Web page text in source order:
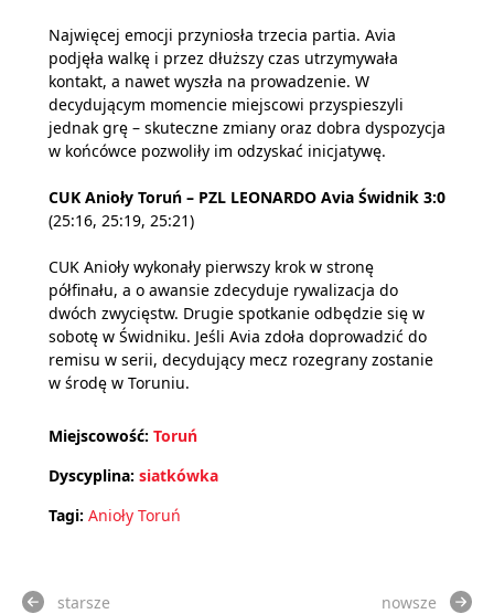
Najwięcej emocji przyniosła trzecia partia. Avia
podjęła walkę i przez dłuższy czas utrzymywała
kontakt, a nawet wyszła na prowadzenie. W
decydującym momencie miejscowi przyspieszyli
jednak grę – skuteczne zmiany oraz dobra dyspozycja
w końcówce pozwoliły im odzyskać inicjatywę.
CUK Anioły Toruń – PZL LEONARDO Avia Świdnik 3:0
(25:16, 25:19, 25:21)
CUK Anioły wykonały pierwszy krok w stronę
półfinału, a o awansie zdecyduje rywalizacja do
dwóch zwycięstw. Drugie spotkanie odbędzie się w
sobotę w Świdniku. Jeśli Avia zdoła doprowadzić do
remisu w serii, decydujący mecz rozegrany zostanie
w środę w Toruniu.
Miejscowość: Toruń
Dyscyplina: siatkówka
Tagi: Anioły Toruń
starsze nowsze